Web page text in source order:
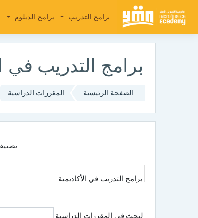
برامج التدريب برامج الدبلوم
تجاوز إلى المحتوى الرئيسي
برامج التدريب في
الصفحة الرئيسية المقررات الدراسية
برامج التدريب في الأكاديمية
البحث في المقررات الدراسية